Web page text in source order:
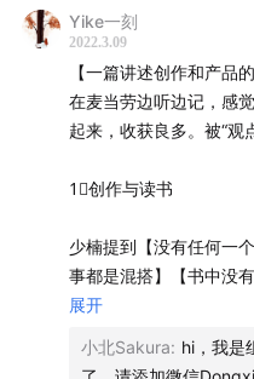
会正在影响着我们每个人
处理、用户界面友好的技
注意力分散，到人格分裂
情绪。
【关于我们】
合即时沟通、日历、视频
放平台等功能于一体。
飞书 OKR （
具， 帮助组织聚焦目标，
不用担心功能找不到或
的101使用指南，上面讲
解。
Yike一刻
2022.3.09
【一篇讲述创作和产品
在麦当劳边听边记，感
起来，收获良多。被“观
1⃣️创作与读书
少楠提到【没有任何一
事都是混搭】【书中没
工作和行动中运用信息的
展开
小北Sakura: hi，我是